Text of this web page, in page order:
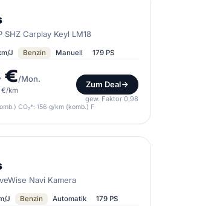
SHZ Carplay Keyl LM18
J Benzin Manuell 179 PS
€/Mon.
€/km
Zum Deal
gew. Faktor 0,98
CO₂*: 156 g/km (komb.) F
Navi Kamera
J Benzin Automatik 179 PS